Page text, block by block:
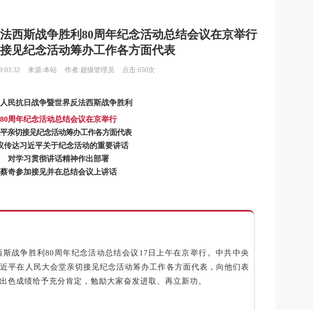
学习培训
限责任公司七一党日主题活动 "雄关漫道真如铁，而今迈步从头越"2026重走长征路徒步实践活动（第二期秦直道16公里
西斯战争胜利80周年纪念活动总结会议在京举行
见纪念活动筹办工作各方面代表
来源:本站 作者:超级管理员 点击:650次
民抗日战争暨世界反法西斯战争胜利
80周年纪念活动总结会议在京举行
亲切接见纪念活动筹办工作各方面代表
传达习近平关于纪念活动的重要讲话
对学习贯彻讲话精神作出部署
蔡奇参加接见并在总结会议上讲话
战争胜利80周年纪念活动总结会议17日上午在京举行。中共中央
平在人民大会堂亲切接见纪念活动筹办工作各方面代表，向他们表
色成绩给予充分肯定，勉励大家奋发进取、再立新功。